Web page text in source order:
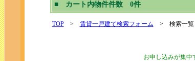
■ カート内物件件数 0件
TOP> 賃貸一戸建て検索フォーム > 検索一覧
お申し込みが集中